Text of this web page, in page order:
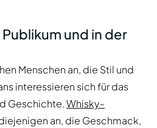
und in der
Menschen an, die Stil und
interessieren sich für das
Geschichte.Whisky-
an, die Geschmack,